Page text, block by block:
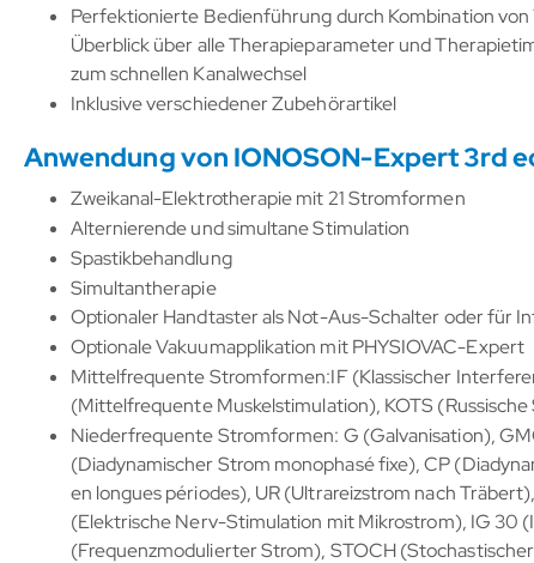
Perfektionierte Bedienführung durch Kombination
Überblick über alle Therapieparameter und
zum schnellen Kanalwechsel
Inklusive verschiedener Zubehörartikel
Anwendung von IONOSON-Expert 3rd
Zweikanal-Elektrotherapie mit 21 Stromformen
Alternierende und simultane Stimulation
Spastikbehandlung
Simultantherapie
Optionaler Handtaster als Not-Aus-Schalter oder für
Optionale Vakuumapplikation mit PHYSIOVAC-Expert
Mittelfrequente Stromformen:IF (Klassischer
(Mittelfrequente Muskelstimulation), KOTS
Niederfrequente Stromformen: G (Galvanisation),
(Diadynamischer Strom monophasé fixe), CP
en longues périodes), UR (Ultrareizstrom nach
(Elektrische Nerv-Stimulation mit Mikrostrom), IG 30
(Frequenzmodulierter Strom), STOCH